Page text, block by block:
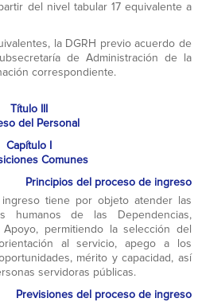
del nivel tabular 17 equivalente a
la DGRH previo acuerdo de
de Administración de la
correspondiente.
Título III
del Personal
Capítulo I
Comunes
Principios del proceso de ingreso
tiene por objeto atender las
humanos de las Dependencias,
permitiendo la selección del
al servicio, apego a los
mérito y capacidad, así
servidoras públicas.
Previsiones del proceso de ingreso